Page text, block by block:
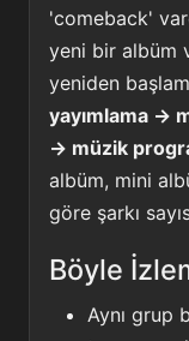
'comeback'
yeni bir albüm
yeniden
yayımlama →
→ müzik
albüm, mini
göre şarkı
Böyle
Aynı grup